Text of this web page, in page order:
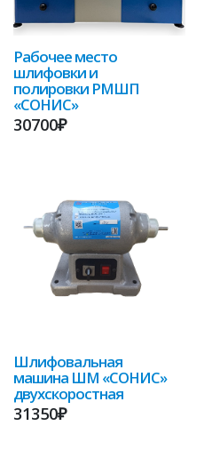
Рабочее место
шлифовки и
полировки РМШП
«СОНИС»
30700₽
Шлифовальная
машина ШМ «СОНИС»
двухскоростная
31350₽